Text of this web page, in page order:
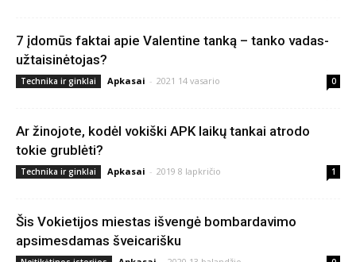
7 įdomūs faktai apie Valentine tanką – tanko vadas-
užtaisinėtojas?
Technika ir ginklai Apkasai - 2021 14 vasario 0
Ar žinojote, kodėl vokiški APK laikų tankai atrodo
tokie grublėti?
Technika ir ginklai Apkasai - 2019 8 lapkričio 1
Šis Vokietijos miestas išvengė bombardavimo
apsimesdamas šveicarišku